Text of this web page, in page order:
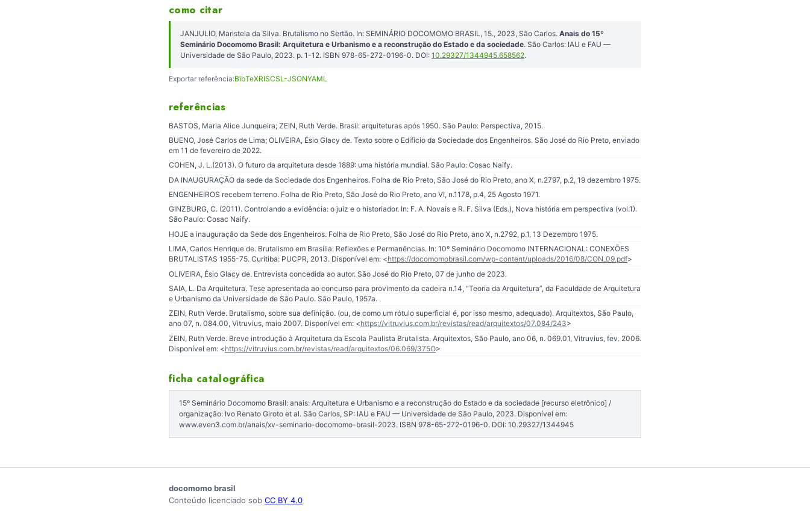
como citar
JANJULIO, Maristela da Silva. Brutalismo no Sertão. In: SEMINÁRIO DOCOMOMO BRASIL, 15., 2023, São Carlos. Anais do 15º
Seminário Docomomo Brasil: Arquitetura e Urbanismo e a reconstrução do Estado e da sociedade. São Carlos: IAU e FAU —
Universidade de São Paulo, 2023. p. 1-12. ISBN 978-65-272-0196-0. DOI: 10.29327/1344945.658562.
Exportar referência:BibTeXRISCSL-JSONYAML
referências
BASTOS, Maria Alice Junqueira; ZEIN, Ruth Verde. Brasil: arquiteturas após 1950. São Paulo: Perspectiva, 2015.
BUENO, José Carlos de Lima; OLIVEIRA, Ésio Glacy de. Texto sobre o Edifício da Sociedade dos Engenheiros. São José do Rio Preto, enviado
em 11 de fevereiro de 2022.
COHEN, J. L.(2013). O futuro da arquitetura desde 1889: uma história mundial. São Paulo: Cosac Naify.
DA INAUGURAÇÃO da sede da Sociedade dos Engenheiros. Folha de Rio Preto, São José do Rio Preto, ano X, n.2797, p.2, 19 dezembro 1975.
ENGENHEIROS recebem terreno. Folha de Rio Preto, São José do Rio Preto, ano VI, n.1178, p.4, 25 Agosto 1971.
GINZBURG, C. (2011). Controlando a evidência: o juiz e o historiador. In: F. A. Novais e R. F. Silva (Eds.), Nova história em perspectiva (vol.1).
São Paulo: Cosac Naify.
HOJE a inauguração da Sede dos Engenheiros. Folha de Rio Preto, São José do Rio Preto, ano X, n.2792, p.1, 13 Dezembro 1975.
LIMA, Carlos Henrique de. Brutalismo em Brasília: Reflexões e Permanências. In: 10º Seminário Docomomo INTERNACIONAL: CONEXÕES
BRUTALISTAS 1955-75. Curitiba: PUCPR, 2013. Disponível em: <https://docomomobrasil.com/wp-content/uploads/2016/08/CON_09.pdf>
OLIVEIRA, Ésio Glacy de. Entrevista concedida ao autor. São José do Rio Preto, 07 de junho de 2023.
SAIA, L. Da Arquitetura. Tese apresentada ao concurso para provimento da cadeira n.14, “Teoria da Arquitetura”, da Faculdade de Arquitetura
e Urbanismo da Universidade de São Paulo. São Paulo, 1957a.
ZEIN, Ruth Verde. Brutalismo, sobre sua definição. (ou, de como um rótulo superficial é, por isso mesmo, adequado). Arquitextos, São Paulo,
ano 07, n. 084.00, Vitruvius, maio 2007. Disponível em: <https://vitruvius.com.br/revistas/read/arquitextos/07.084/243>
ZEIN, Ruth Verde. Breve introdução à Arquitetura da Escola Paulista Brutalista. Arquitextos, São Paulo, ano 06, n. 069.01, Vitruvius, fev. 2006.
Disponível em: <https://vitruvius.com.br/revistas/read/arquitextos/06.069/375O>
ficha catalográfica
15º Seminário Docomomo Brasil: anais: Arquitetura e Urbanismo e a reconstrução do Estado e da sociedade [recurso eletrônico] /
organização: Ivo Renato Giroto et al. São Carlos, SP: IAU e FAU — Universidade de São Paulo, 2023. Disponível em:
www.even3.com.br/anais/xv-seminario-docomomo-brasil-2023. ISBN 978-65-272-0196-0. DOI: 10.29327/1344945
docomomo brasil
Conteúdo licenciado sob CC BY 4.0